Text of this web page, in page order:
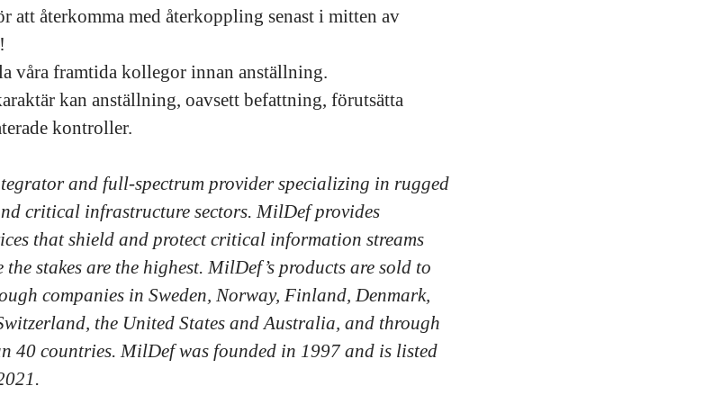
att återkomma med återkoppling senast i mitten av
våra framtida kollegor innan anställning.
kan anställning, oavsett befattning, förutsätta
kontroller.
and full-spectrum provider specializing in rugged
critical infrastructure sectors. MilDef provides
that shield and protect critical information streams
the stakes are the highest. MilDef’s products are sold to
companies in Sweden, Norway, Finland, Denmark,
the United States and Australia, and through
40 countries. MilDef was founded in 1997 and is listed